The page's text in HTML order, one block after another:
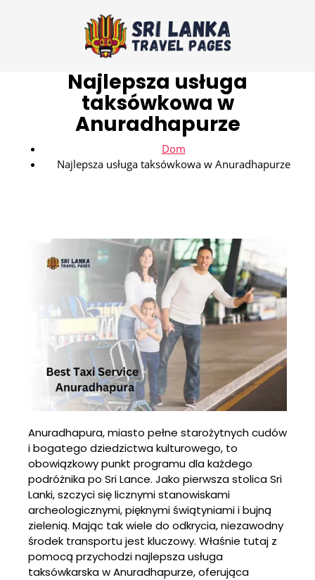
Najlepsza usługa
taksówkowa w
Anuradhapurze
Dom
Najlepsza usługa taksówkowa w Anuradhapurze
Anuradhapura, miasto pełne starożytnych cudów
i bogatego dziedzictwa kulturowego, to
obowiązkowy punkt programu dla każdego
podróżnika po Sri Lance. Jako pierwsza stolica Sri
Lanki, szczyci się licznymi stanowiskami
archeologicznymi, pięknymi świątyniami i bujną
zielenią. Mając tak wiele do odkrycia, niezawodny
środek transportu jest kluczowy. Właśnie tutaj z
pomocą przychodzi najlepsza usługa
taksówkarska w Anuradhapurze, oferująca